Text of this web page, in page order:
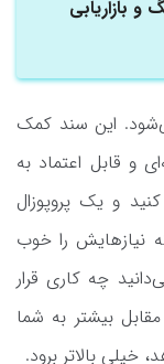
و بازاریابی
این سند کمک
و قابل اعتماد به
و یک پروپوزال
نیازهایش را خوب
چه کاری قرار
بیشتر به شما
خیلی بالاتر برود.